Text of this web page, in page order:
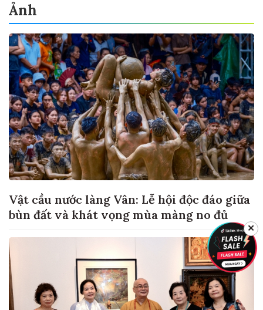
Ảnh
Vật cầu nước làng Vân: Lễ hội độc đáo giữa
bùn đất và khát vọng mùa màng no đủ
✕